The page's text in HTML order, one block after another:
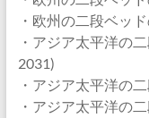
・欧州の二段ベッ
・アジア太平洋の
2031)
・アジア太平洋の
・アジア太平洋の